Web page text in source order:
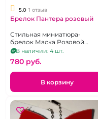
5.0 1 отзыв
Брелок Пантера розовый
Стильная миниатюра-
брелок Маска Розовой
пантеры из натуральной
кожи
В наличии: 4 шт.
780 pуб.
В корзину